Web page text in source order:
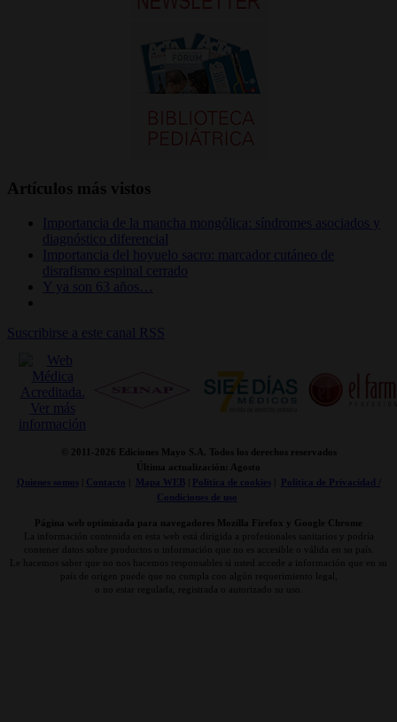
Artículos más vistos
Importancia de la mancha mongólica: síndromes asociados y
diagnóstico diferencial
Importancia del hoyuelo sacro: marcador cutáneo de
disrafismo espinal cerrado
Y ya son 63 años…
Suscribirse a este canal RSS
© 2011- 2026 Ediciones Mayo S.A. Todos los derechos reservados
Última actualización: Agosto
Quienes somos| Contacto Mapa WEB| Politica de cookies|
Politica de Privacidad /
Condiciones de uso
Página web optimizada para navegadores Mozilla Firefox y Google Chrome
La información contenida en esta web está dirigida a profesionales sanitarios y podría
contener datos sobre productos o información que no es accesible o válida en su país.
Le hacemos saber que no nos hacemos responsables si usted accede a información que en su
país de origen puede que no cumpla con algún requerimiento legal,
o no estar regulada, registrada o autorizado su uso.